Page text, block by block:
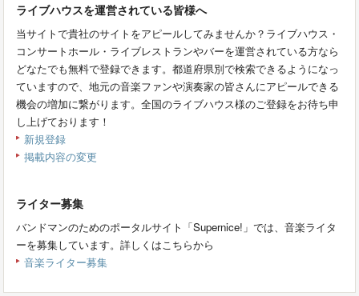
ライブハウスを運営されている皆様へ
当サイトで貴社のサイトをアピールしてみませんか？ライブハウス・
コンサートホール・ライブレストランやバーを運営されている方なら
どなたでも無料で登録できます。都道府県別で検索できるようになっ
ていますので、地元の音楽ファンや演奏家の皆さんにアピールできる
機会の増加に繋がります。全国のライブハウス様のご登録をお待ち申
し上げております！
新規登録
掲載内容の変更
ライター募集
バンドマンのためのポータルサイト「Supernice!」では、音楽ライタ
ーを募集しています。詳しくはこちらから
音楽ライター募集